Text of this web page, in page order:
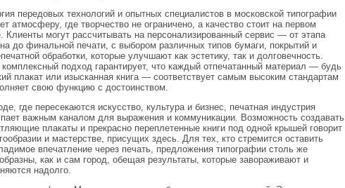
передовых технологий и опытных специалистов в московской типографии
атмосферу, где творчество не ограничено, а качество стоит на первом
Клиенты могут рассчитывать на персонализированный сервис — от этапа
до финальной печати, с выбором различных типов бумаги, покрытий и
обработки, которые улучшают как эстетику, так и долговечность.
комплексный подход гарантирует, что каждый отпечатанный материал — будь
плакат или изысканная книга — соответствует самым высоким стандартам
свою функцию с достоинством.
где пересекаются искусство, культура и бизнес, печатная индустрия
важным каналом для выражения и коммуникации. Возможность создавать
плакаты и прекрасно переплетенные книги под одной крышей говорит
и мастерстве, присущих здесь. Для тех, кто стремится оставить
впечатление через печать, предложения типографии столь же
как и сам город, обещая результаты, которые завораживают и
надолго.